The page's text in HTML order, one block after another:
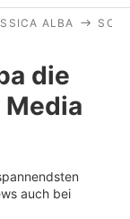
ALBA SO
die
Media
auch bei